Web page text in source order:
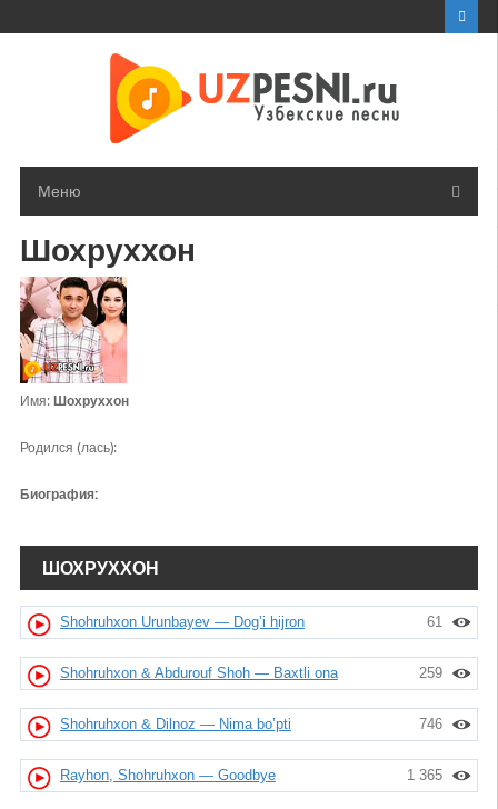
Меню
Шохруххон
Имя: Шохруххон
Родился (лась):
Биография:
ШОХРУХХОН
61
Shohruhxon Urunbayev — Dog’i hijron
259
Shohruhxon & Abdurouf Shoh — Baxtli ona
746
Shohruhxon & Dilnoz — Nima bo’pti
1 365
Rayhon, Shohruhxon — Goodbye